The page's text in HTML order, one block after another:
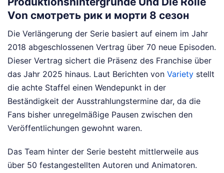
Von смотреть рик и морти 8 сезон
Die Verlängerung der Serie basiert auf einem im Jahr
2018 abgeschlossenen Vertrag über 70 neue Episoden.
Dieser Vertrag sichert die Präsenz des Franchise über
das Jahr 2025 hinaus. Laut Berichten von Variety stellt
die achte Staffel einen Wendepunkt in der
Beständigkeit der Ausstrahlungstermine dar, da die
Fans bisher unregelmäßige Pausen zwischen den
Veröffentlichungen gewohnt waren.
Das Team hinter der Serie besteht mittlerweile aus
über 50 festangestellten Autoren und Animatoren.